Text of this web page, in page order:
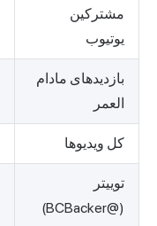
مشترکین
یوتیوب
بازدیدهای مادام
العمر
کل ویدیوها
توییتر
(@BCBacker)